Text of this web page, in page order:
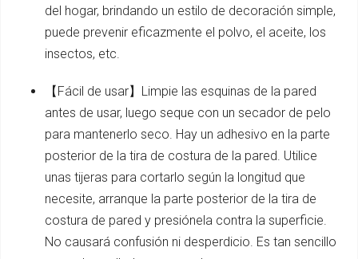
del hogar, brindando un estilo de decoración simple,
puede prevenir eficazmente el polvo, el aceite, los
insectos, etc.
【Fácil de usar】Limpie las esquinas de la pared
antes de usar, luego seque con un secador de pelo
para mantenerlo seco. Hay un adhesivo en la parte
posterior de la tira de costura de la pared. Utilice
unas tijeras para cortarlo según la longitud que
necesite, arranque la parte posterior de la tira de
costura de pared y presiónela contra la superficie.
No causará confusión ni desperdicio. Es tan sencillo